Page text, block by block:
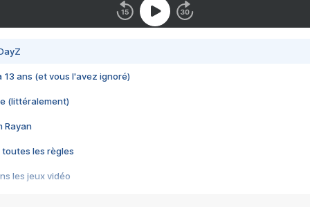
13 ans (et vous l'avez ignoré)
(littéralement)
Rayan
toutes les règles
les jeux vidéo